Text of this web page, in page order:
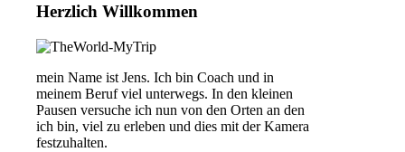
Herzlich Willkommen
mein Name ist Jens. Ich bin Coach und in
meinem Beruf viel unterwegs. In den kleinen
Pausen versuche ich nun von den Orten an den
ich bin, viel zu erleben und dies mit der Kamera
festzuhalten.